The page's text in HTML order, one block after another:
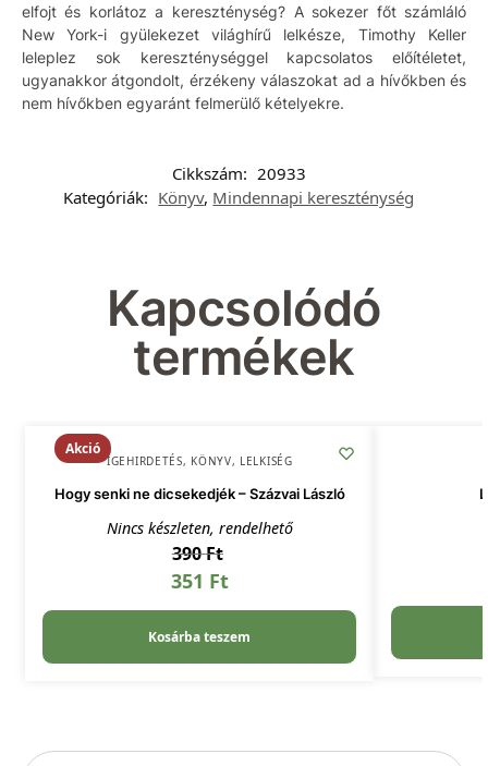
elfojt és korlátoz a kereszténység? A sokezer főt számláló
New York-i gyülekezet világhírű lelkésze, Timothy Keller
leleplez sok kereszténységgel kapcsolatos előítéletet,
ugyanakkor átgondolt, érzékeny válaszokat ad a hívőkben és
nem hívőkben egyaránt felmerülő kételyekre.
Cikkszám: 20933
Kategóriák: Könyv, Mindennapi kereszténység
Kapcsolódó
termékek
Akció
IGEHIRDETÉS, KÖNYV, LELKISÉG
Hogy senki ne dicsekedjék – Százvai László
Nincs készleten, rendelhető
390Ft
351 Ft
Kosárba teszem